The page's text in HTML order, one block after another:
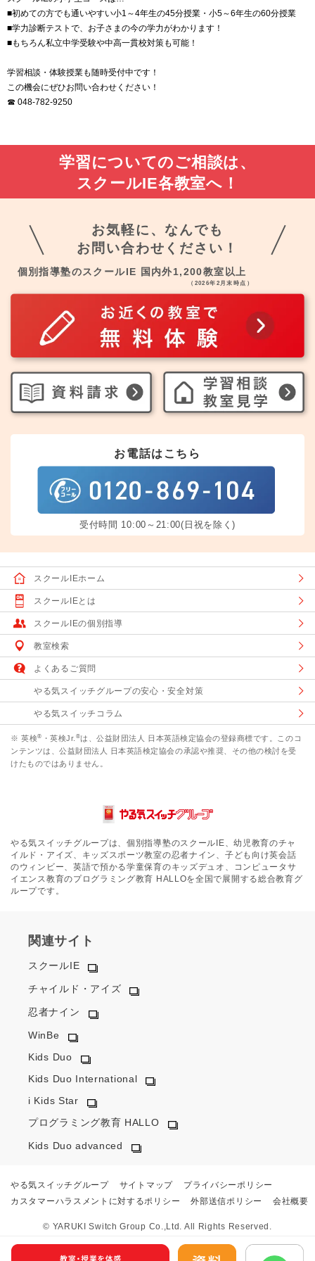
■初めての方でも通いやすい小1～4年生の45分授業・小5～6年生の60分授業
■学力診断テストで、お子さまの今の学力がわかります！
■もちろん私立中学受験や中高一貫校対策も可能！
学習相談・体験授業も随時受付中です！
この機会にぜひお問い合わせください！
☎ 048-782-9250
学習についてのご相談は、
スクールIE各教室へ！
お気軽に、なんでも
お問い合わせください！
個別指導塾のスクールIE 国内外1,200教室以上
（2026年2月末時点）
お電話はこちら
受付時間 10:00～21:00(日祝を除く)
スクールIEホーム
スクールIEとは
スクールIEの個別指導
教室検索
よくあるご質問
やる気スイッチグループの安心・安全対策
やる気スイッチコラム
※ 英検® ・英検Jr. ®は、公益財団法人 日本英語検定協会の登録商標です。このコ
ンテンツは、公益財団法人 日本英語検定協会の承認や推奨、その他の検討を受
けたものではありません。
やる気スイッチグループは、個別指導塾のスクールIE、幼児教育のチャ
イルド・アイズ、キッズスポーツ教室の忍者ナイン、子ども向け英会話
のウィンビー、英語で預かる学童保育のキッズデュオ、コンピュータサ
イエンス教育のプログラミング教育 HALLOを全国で展開する総合教育グ
ループです。
関連サイト
スクールIE
チャイルド・アイズ
忍者ナイン
WinBe
Kids Duo
Kids Duo International
i Kids Star
プログラミング教育 HALLO
Kids Duo advanced
やる気スイッチグループ サイトマップ
プライバシーポリシー
カスタマーハラスメントに対するポリシー
外部送信ポリシー 会社概要
© YARUKI Switch Group Co.,Ltd. All Rights Reserved.